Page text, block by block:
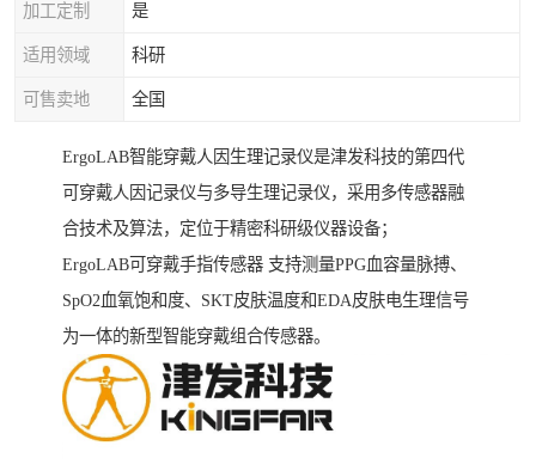
加工定制 是
适用领域 科研
可售卖地 全国
ErgoLAB智能穿戴人因生理记录仪是津发科技的第四代
可穿戴人因记录仪与多导生理记录仪，采用多传感器融
合技术及算法，定位于精密科研级仪器设备；
ErgoLAB可穿戴手指传感器 支持测量PPG血容量脉搏、
SpO2血氧饱和度、SKT皮肤温度和EDA皮肤电生理信号
为一体的新型智能穿戴组合传感器。